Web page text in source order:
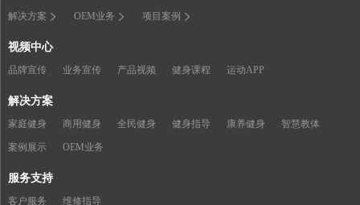
解决方案 OEM业务 项目案例
视频中心
品牌宣传 业务宣传 产品视频 健身课程 运动APP
解决方案
家庭健身 商用健身 全民健身 健身指导 康养健身 智慧教体
案例展示 OEM业务
服务支持
客户服务 维修指导